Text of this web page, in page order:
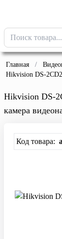
Главная /
Hikvision DS-
Hikvision DS-
камера
Код товара: